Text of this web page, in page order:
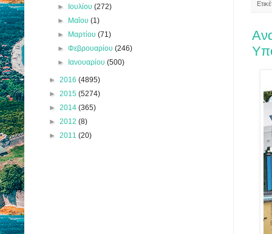
► Ιουλίου(272)
► Μαΐου(1)
► Μαρτίου(71)
►Φεβρουαρίου(246)
► Ιανουαρίου(500)
► 2016 (4895)
► 2015 (5274)
► 2014 (365)
► 2012 (8)
► 2011 (20)